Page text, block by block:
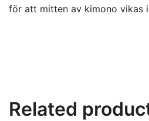
för att mitten av kimono vikas
Related